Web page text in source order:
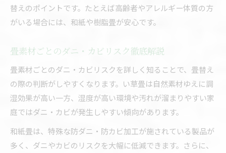
替えのポイントです。たとえば高齢者やアレルギー体質の方
がいる場合には、和紙や樹脂畳が安心です。
畳素材ごとのダニ・カビリスク徹底解説
畳素材ごとのダニ・カビリスクを詳しく知ることで、畳替え
の際の判断がしやすくなります。い草畳は自然素材ゆえに調
湿効果が高い一方、湿度が高い環境や汚れが溜まりやすい家
庭ではダニ・カビが発生しやすい傾向があります。
和紙畳は、特殊な防ダニ・防カビ加工が施されている製品が
多く、ダニやカビのリスクを大幅に低減できます。さらに、